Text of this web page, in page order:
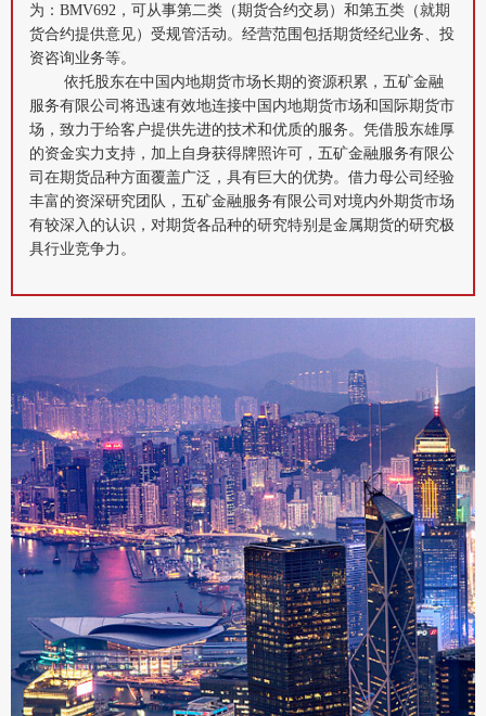
为：BMV692，可从事第二类（期货合约交易）和第五类（就期
货合约提供意见）受规管活动。经营范围包括期货经纪业务、投
资咨询业务等。
依托股东在中国内地期货市场长期的资源积累，五矿金融
服务有限公司将迅速有效地连接中国内地期货市场和国际期货市
场，致力于给客户提供先进的技术和优质的服务。凭借股东雄厚
的资金实力支持，加上自身获得牌照许可，五矿金融服务有限公
司在期货品种方面覆盖广泛，具有巨大的优势。借力母公司经验
丰富的资深研究团队，五矿金融服务有限公司对境内外期货市场
有较深入的认识，对期货各品种的研究特别是金属期货的研究极
具行业竞争力。